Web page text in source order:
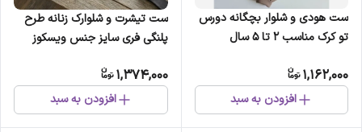
ست هودی و شلوار بچگانه دورس
تو کرک مناسب 2 تا 5 سال
1,162,000
افزودن به سبد
ست تیشرت و شلوارک زنانه طرح
پلنگی فری سایز جنس ویسکوز
1,374,000
افزودن به سبد